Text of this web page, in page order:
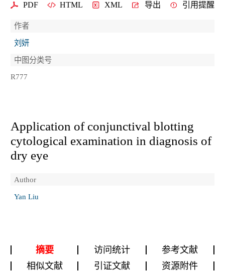
PDF HTML XML 导出 引用提醒
作者
刘妍
中图分类号
R777
Application of conjunctival blotting
cytological examination in diagnosis of
dry eye
Author
Yan Liu
摘要 访问统计
参考文献
相似文献
引证文献 资源附件